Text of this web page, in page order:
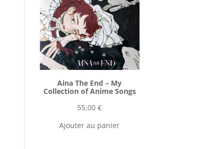
Aina The End ‎– My
Collection of Anime Songs
55,00€
Ajouter au panier